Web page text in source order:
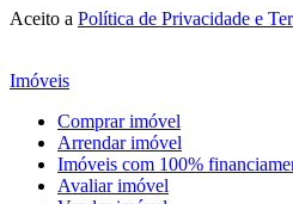
Aceito a Política de Privacidade e
Imóveis
Comprar imóvel
Arrendar imóvel
Imóveis com 100%
Avaliar imóvel